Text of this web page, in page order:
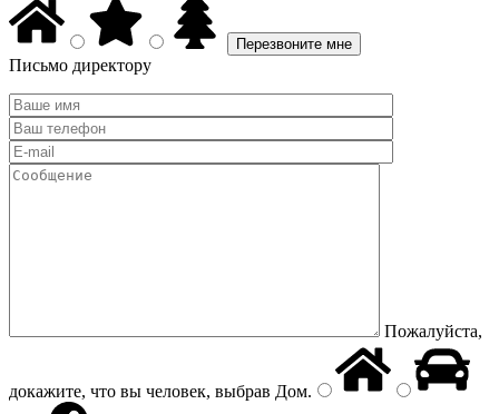
Письмо директору
Пожалуйста,
докажите, что вы человек, выбрав Дом.